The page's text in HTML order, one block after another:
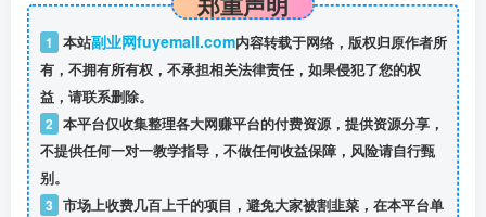
1 本站副业网fuyemall.com内容转载于网络，版权归原作者所
有，不拥有所有权，不承担相关法律责任，如果侵犯了您的权
益，请联系删除。
2 本平台仅收集整理各大网赚平台的付费资源，提供资源分享，
不提供任何一对一教学指导，不做任何收益保障，风险请自行甄
别。
3 市场上收费几百上千的项目，避免大家被割韭菜，在本平台单